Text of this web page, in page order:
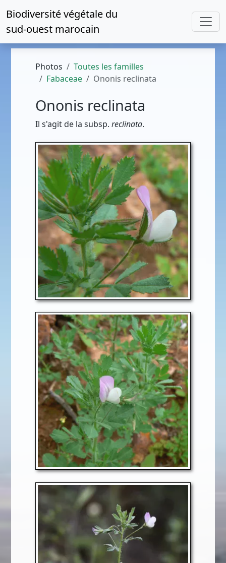
Biodiversité végétale du
sud-ouest marocain
Photos
Toutes les familles
Fabaceae
Ononis reclinata
Ononis reclinata
Il s'agit de la subsp.reclinata.